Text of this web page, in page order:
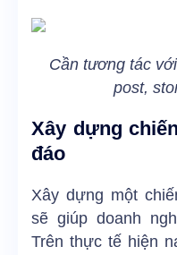
Cần tương tác
post,
Xây dựng
đáo
Xây dựng một
sẽ giúp doanh
Trên thực tế hiện